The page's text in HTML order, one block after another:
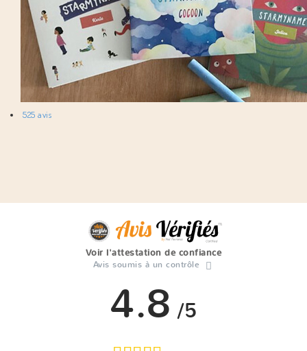
525 avis
Voir l'attestation de confiance
Avis soumis à un contrôle
4.8 /5